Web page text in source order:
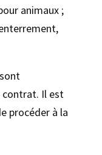
animaux ;
contrat. Il est
procéder à la